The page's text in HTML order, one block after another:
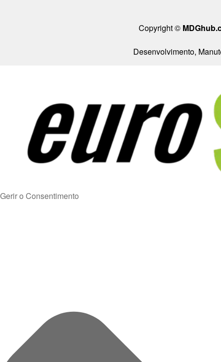
Copyright ©
Desenvolvimento,
Gerir o Consentimento